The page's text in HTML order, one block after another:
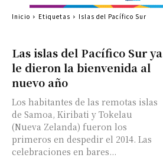
Las islas del Pacífico Sur ya
le dieron la bienvenida al
nuevo año
Los habitantes de las remotas islas
de Samoa, Kiribati y Tokelau
(Nueva Zelanda) fueron los
primeros en despedir el 2014. Las
celebraciones en bares...
Inicio Etiquetas Islas del Pacífico Sur